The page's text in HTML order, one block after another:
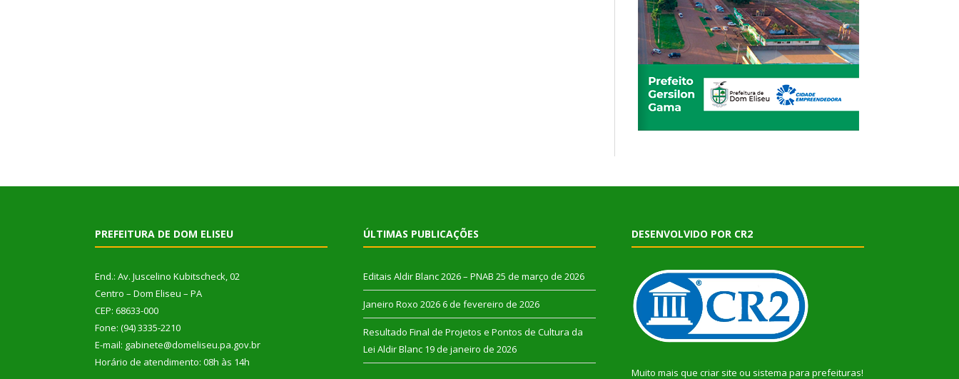
PREFEITURA DE DOM ELISEU
End.: Av. Juscelino Kubitscheck, 02
Centro – Dom Eliseu – PA
CEP: 68633-000
Fone: (94) 3335-2210
E-mail: gabinete@domeliseu.pa.gov.br
Horário de atendimento: 08h às 14h
ÚLTIMAS PUBLICAÇÕES
Editais Aldir Blanc 2026 – PNAB 25 de março de 2026
Janeiro Roxo 2026 6 de fevereiro de 2026
Resultado Final de Projetos e Pontos de Cultura da
Lei Aldir Blanc 19 de janeiro de 2026
DESENVOLVIDO POR CR2
Muito mais que criar site ou sistema para prefeituras!